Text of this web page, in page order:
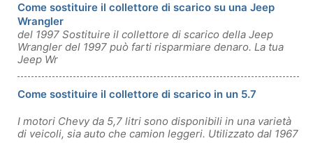
Come sostituire il collettore di scarico su una Jeep
Wrangler
del 1997 Sostituire il collettore di scarico della Jeep
Wrangler del 1997 può farti risparmiare denaro. La tua
Jeep Wr
Come sostituire il collettore di scarico in un 5.7
I motori Chevy da 5,7 litri sono disponibili in una varietà
di veicoli, sia auto che camion leggeri. Utilizzato dal 1967